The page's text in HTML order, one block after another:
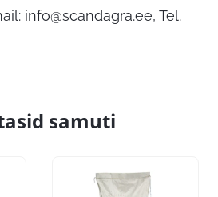
info@scandagra.ee, Tel.
samuti